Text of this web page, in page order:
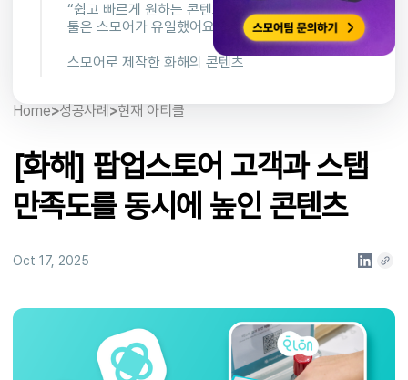
“쉽고 빠르게 원하는 콘텐츠를 만들 수 있는
툴은 스모어가 유일했어요”
스모어로 제작한 화해의 콘텐츠
Home>성공사례 >현재 아티클
[화해] 팝업스토어 고객과 스탭
만족도를 동시에 높인 콘텐츠
Oct 17, 2025